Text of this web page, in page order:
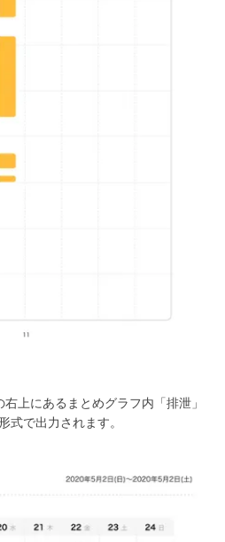
上にあるまとめグラフ内「排泄」
式で出力されます。